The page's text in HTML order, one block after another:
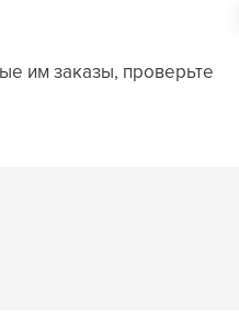
им заказы, проверьте